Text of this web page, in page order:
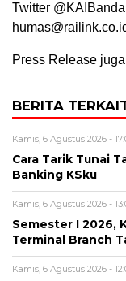
Twitter
Press Release
BERITA
Kamis, 6 Agustus 2026 -
Cara Tarik Tunai
Banking KSku
Kamis, 6 Agustus 2026 -
Semester I 2026,
Terminal Branch
Kamis, 6 Agustus 2026 -